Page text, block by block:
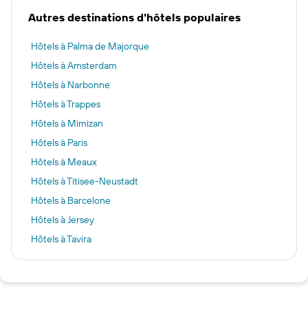
Autres destinations d'hôtels populaires
Hôtels à Palma de Majorque
Hôtels à Amsterdam
Hôtels à Narbonne
Hôtels à Trappes
Hôtels à Mimizan
Hôtels à Paris
Hôtels à Meaux
Hôtels à Titisee-Neustadt
Hôtels à Barcelone
Hôtels à Jersey
Hôtels à Tavira
Hôtels à Londres